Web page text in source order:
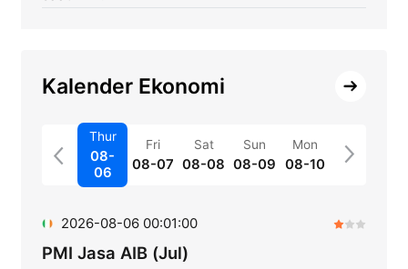
Kalender Ekonomi
Thur
08-
06
Fri
08-07
Sat
08-08
Sun
08-09
Mon
08-10
2026-08-06 00:01:00
PMI Jasa AIB (Jul)